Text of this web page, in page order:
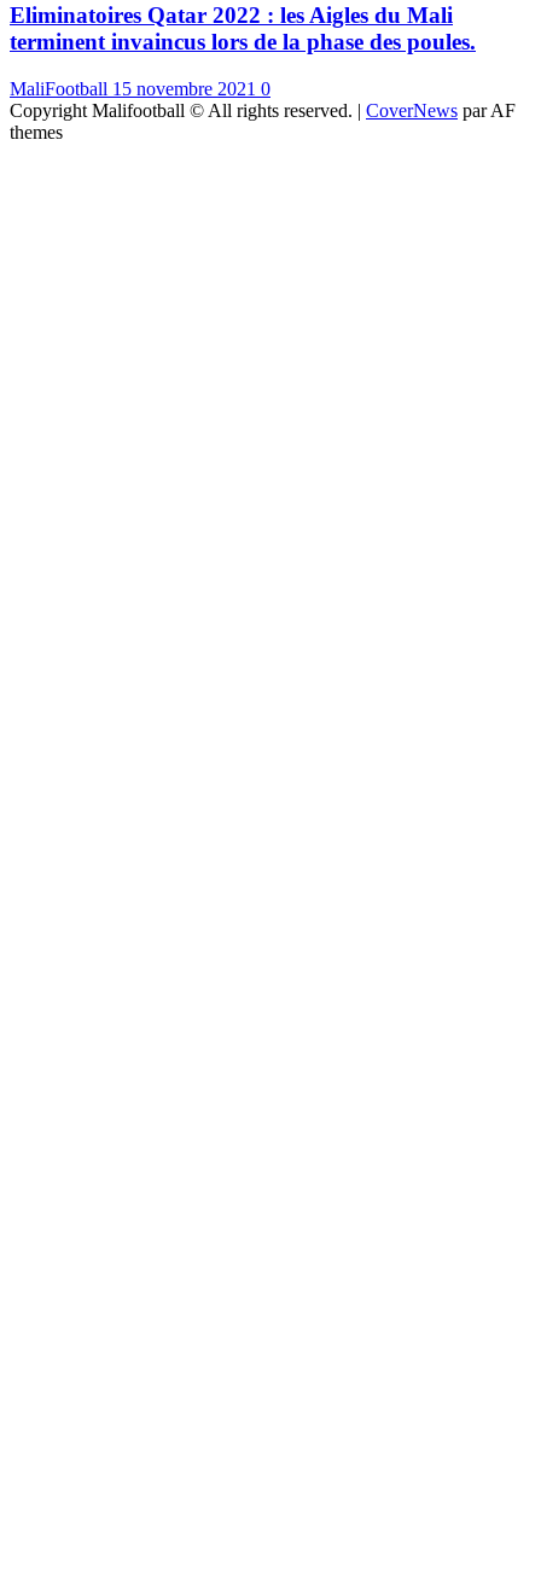
Eliminatoires Qatar 2022 : les Aigles du Mali
terminent invaincus lors de la phase des poules.
MaliFootball 15 novembre 2021 0
Copyright Malifootball © All rights reserved. | CoverNews par AF
themes